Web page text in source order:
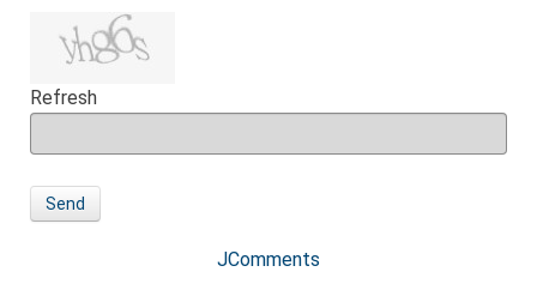
Refresh
Send
JComments